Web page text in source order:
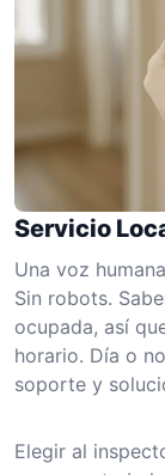
Servicio
Una voz
Sin robots.
ocupada, así
horario. Día o
soporte y
Elegir al